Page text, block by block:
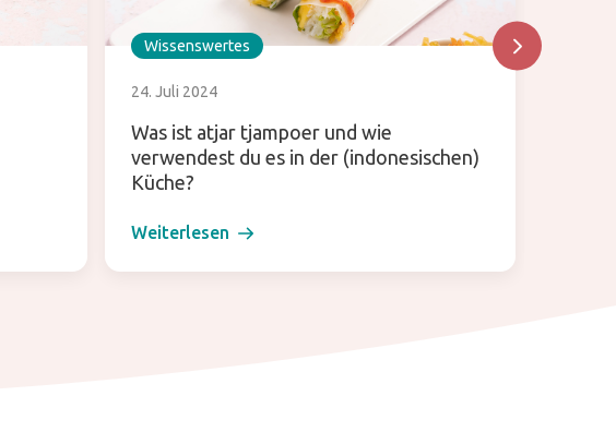
Wissenswertes
24. Juli 2024
Was ist atjar tjampoer und wie
verwendest du es in der (indonesischen)
Küche?
Weiterlesen